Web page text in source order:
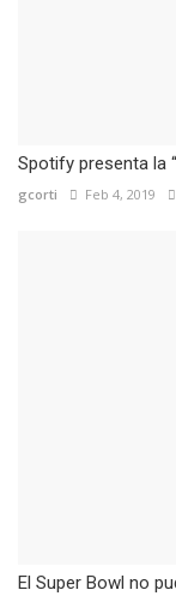
Spotify presenta la
gcorti Feb 4, 2019
El Super Bowl no